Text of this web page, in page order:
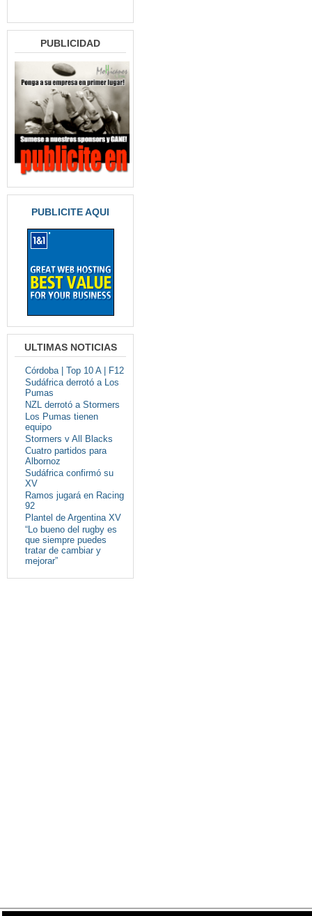
PUBLICIDAD
PUBLICITE AQUI
ULTIMAS NOTICIAS
Córdoba | Top 10 A | F12
Sudáfrica derrotó a Los
Pumas
NZL derrotó a Stormers
Los Pumas tienen
equipo
Stormers v All Blacks
Cuatro partidos para
Albornoz
Sudáfrica confirmó su
XV
Ramos jugará en Racing
92
Plantel de Argentina XV
“Lo bueno del rugby es
que siempre puedes
tratar de cambiar y
mejorar”